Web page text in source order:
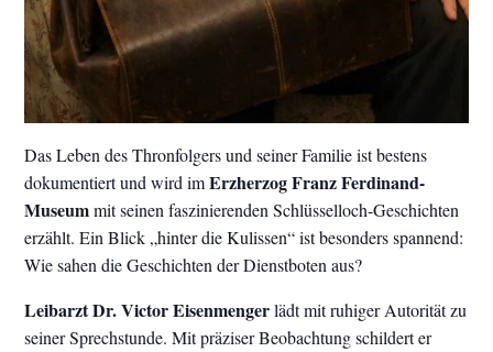
Das Leben des Thronfolgers und seiner Familie ist bestens
dokumentiert und wird imErzherzog Franz Ferdinand-
Museummit seinen faszinierenden Schlüsselloch-Geschichten
erzählt. Ein Blick „hinter die Kulissen“ ist besonders spannend:
Wie sahen die Geschichten der Dienstboten aus?
Leibarzt Dr. Victor Eisenmengerlädt mit ruhiger Autorität zu
seiner Sprechstunde. Mit präziser Beobachtung schildert er